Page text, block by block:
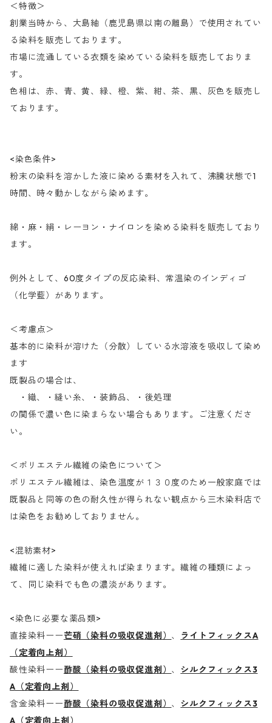
＜特徴＞
創業当時から、大島紬（鹿児島県以南の離島）で使用されてい
る染料を販売しております。
市場に流通している衣類を染めている染料を販売しておりま
す。
色相は、赤、青、黄、緑、橙、紫、紺、茶、黒、灰色を販売し
ております。
<染色条件>
粉末の染料を溶かした液に染める素材を入れて、沸騰状態で1
時間、時々動かしながら染めます。
綿・麻・絹・レーヨン・ナイロンを染める染料を販売しており
ます。
例外として、60度タイプの反応染料、常温染のインディゴ
（化学藍）があります。
＜考慮点＞
基本的に染料が溶けた（分散）している水溶液を吸収して染め
ます
既製品の場合は、
・織、・縫い糸、・装飾品、・後処理
の関係で濃い色に染まらない場合もあります。ご注意くださ
い。
＜ポリエステル繊維の染色について＞
ポリエステル繊維は、染色温度が１３０度のため一般家庭では
既製品と同等の色の耐久性が得られない観点から三木染料店で
は染色をお勧めしておりません。
<混紡素材>
繊維に適した染料が使えれば染まります。繊維の種類によっ
て、同じ染料でも色の濃淡があります。
<染色に必要な薬品類>
直接染料ーー芒硝（染料の吸収促進剤） 、 ライトフィックスA
（定着向上剤）
酸性染料ーー酢酸（染料の吸収促進剤） 、 シルクフィックス3
A（定着向上剤）
含金染料ーー酢酸（染料の吸収促進剤） 、 シルクフィックス3
A（定着向上剤）